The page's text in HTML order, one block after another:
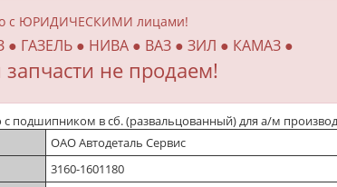
с ЮРИДИЧЕСКИМИ лицами!
● ГАЗЕЛЬ ● НИВА ● ВАЗ ● ЗИЛ ● КАМАЗ ●
не продаем!
подшипником в сб. (развальцованный) для а/м
ОАО Автодеталь Сервис
3160-1601180